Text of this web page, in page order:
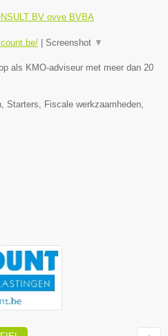
BV ovve BVBA
| Screenshot ▼
als KMO-adviseur met meer dan 20
Starters, Fiscale werkzaamheden,